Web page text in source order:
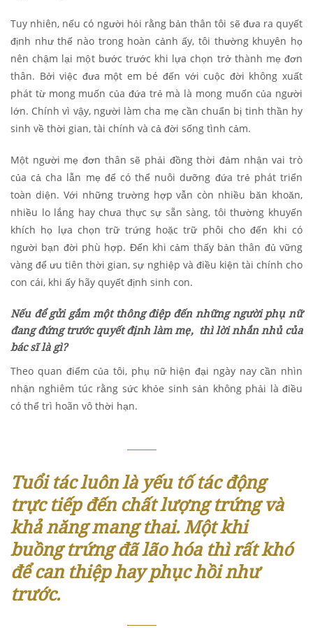
Tuy nhiên, nếu có người hỏi rằng bản thân tôi sẽ đưa ra quyết
định như thế nào trong hoàn cảnh ấy, tôi thường khuyên họ
nên chậm lại một bước trước khi lựa chọn trở thành mẹ đơn
thân. Bởi việc đưa một em bé đến với cuộc đời không xuất
phát từ mong muốn của đứa trẻ mà là mong muốn của người
lớn. Chính vì vậy, người làm cha mẹ cần chuẩn bị tinh thần hy
sinh về thời gian, tài chính và cả đời sống tình cảm.
Một người mẹ đơn thân sẽ phải đồng thời đảm nhận vai trò
của cả cha lẫn mẹ để có thể nuôi dưỡng đứa trẻ phát triển
toàn diện. Với những trường hợp vẫn còn nhiều băn khoăn,
nhiều lo lắng hay chưa thực sự sẵn sàng, tôi thường khuyến
khích họ lựa chọn trữ trứng hoặc trữ phôi cho đến khi có
người bạn đời phù hợp. Đến khi cảm thấy bản thân đủ vững
vàng để ưu tiên thời gian, sự nghiệp và điều kiện tài chính cho
con cái, khi ấy hãy quyết định sinh con.
Nếu để gửi gắm một thông điệp đến những người phụ nữ
đang đứng trước quyết định làm mẹ, thì lời nhắn nhủ của
bác sĩ là gì?
Theo quan điểm của tôi, phụ nữ hiện đại ngày nay cần nhìn
nhận nghiêm túc rằng sức khỏe sinh sản không phải là điều
có thể trì hoãn vô thời hạn.
Tuổi tác luôn là yếu tố tác động
trực tiếp đến chất lượng trứng và
khả năng mang thai. Một khi
buồng trứng đã lão hóa thì rất khó
để can thiệp hay phục hồi như
trước.